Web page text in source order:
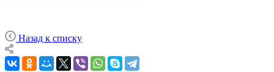
Назад к списку